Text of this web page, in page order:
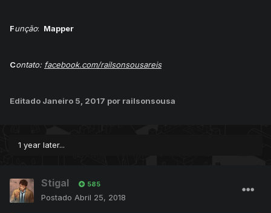
Função: Mapper
Contato: facebook.com/railsonsousareis
Editado Janeiro 5, 2017 por railsonsousa
1 year later...
Stigal 585
Postado Abril 25, 2018